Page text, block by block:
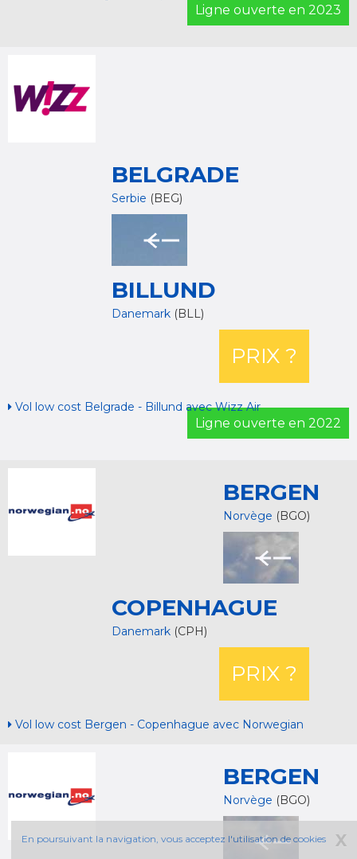
Ligne ouverte en 2023
BELGRADE
Serbie (BEG)
BILLUND
Danemark (BLL)
PRIX ?
Vol low cost Belgrade - Billund avec Wizz Air
Ligne ouverte en 2022
BERGEN
Norvège (BGO)
COPENHAGUE
Danemark (CPH)
PRIX ?
Vol low cost Bergen - Copenhague avec Norwegian
BERGEN
Norvège (BGO)
En poursuivant la navigation, vous acceptez l'utilisation de cookies X